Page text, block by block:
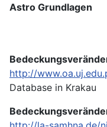
Astro Grundlagen
http://
Database in Krakau